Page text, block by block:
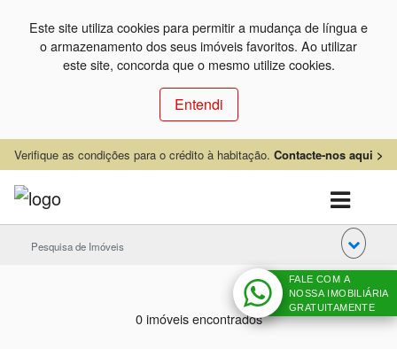
Este site utiliza cookies para permitir a mudança de língua e
o armazenamento dos seus imóveis favoritos. Ao utilizar
este site, concorda que o mesmo utilize cookies.
Entendi
Verifique as condições para o crédito à habitação. Contacte-nos aqui >
Pesquisa de Imóveis
0 imóveis encontrados
FALE COM A
NOSSA IMOBILIÁRIA
GRATUITAMENTE